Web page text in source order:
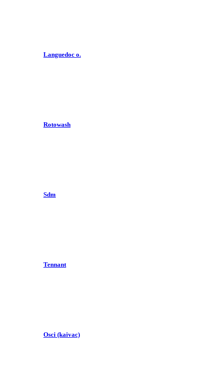
Languedoc o.
Rotowash
Sdm
Tennant
Osci (kaivac)